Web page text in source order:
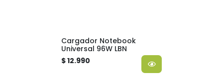
Cargador Notebook
Universal 96W LBN
$ 12.990